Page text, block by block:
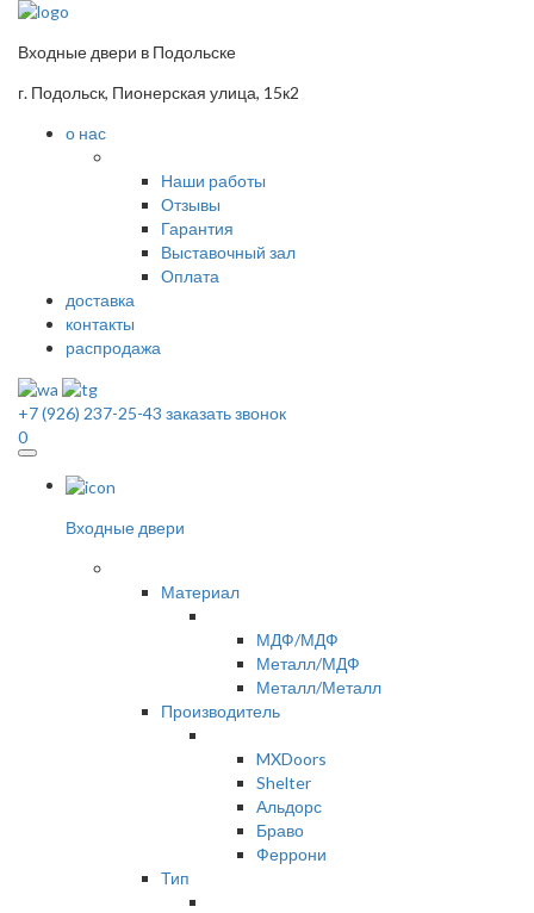
Входные двери в Подольске
г. Подольск, Пионерская улица, 15к2
о нас
Наши работы
Отзывы
Гарантия
Выставочный зал
Оплата
доставка
контакты
распродажа
+7 (926) 237-25-43 заказать звонок
0
Входные двери
Материал
МДФ/МДФ
Металл/МДФ
Металл/Металл
Производитель
MXDoors
Shelter
Альдорс
Браво
Феррони
Тип